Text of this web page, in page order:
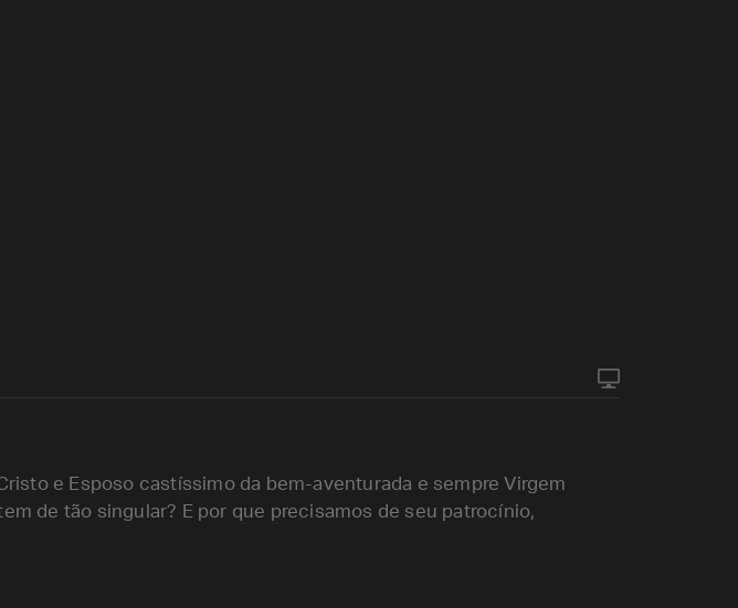
e Esposo castíssimo da bem-aventurada e sempre Virgem
de tão singular? E por que precisamos de seu patrocínio,